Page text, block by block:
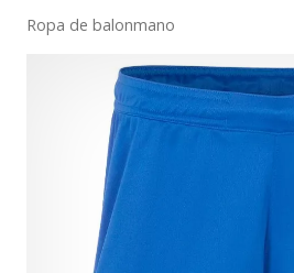
Ropa de balonmano